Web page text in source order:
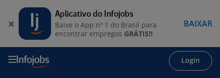
Login
Aplicativo do Infojobs
Baixe o App nº 1 do Brasil para
encontrar empregos GRÁTIS!!
BAIXAR